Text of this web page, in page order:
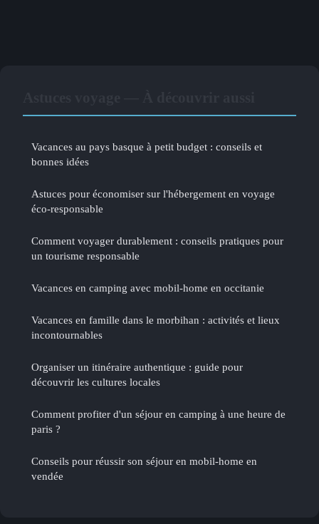
Vacances au pays basque à petit budget : conseils et
bonnes idées
Astuces pour économiser sur l'hébergement en voyage
éco-responsable
Comment voyager durablement : conseils pratiques pour
un tourisme responsable
Vacances en camping avec mobil-home en occitanie
Vacances en famille dans le morbihan : activités et lieux
incontournables
Organiser un itinéraire authentique : guide pour
découvrir les cultures locales
Comment profiter d'un séjour en camping à une heure de
paris ?
Conseils pour réussir son séjour en mobil-home en
vendée